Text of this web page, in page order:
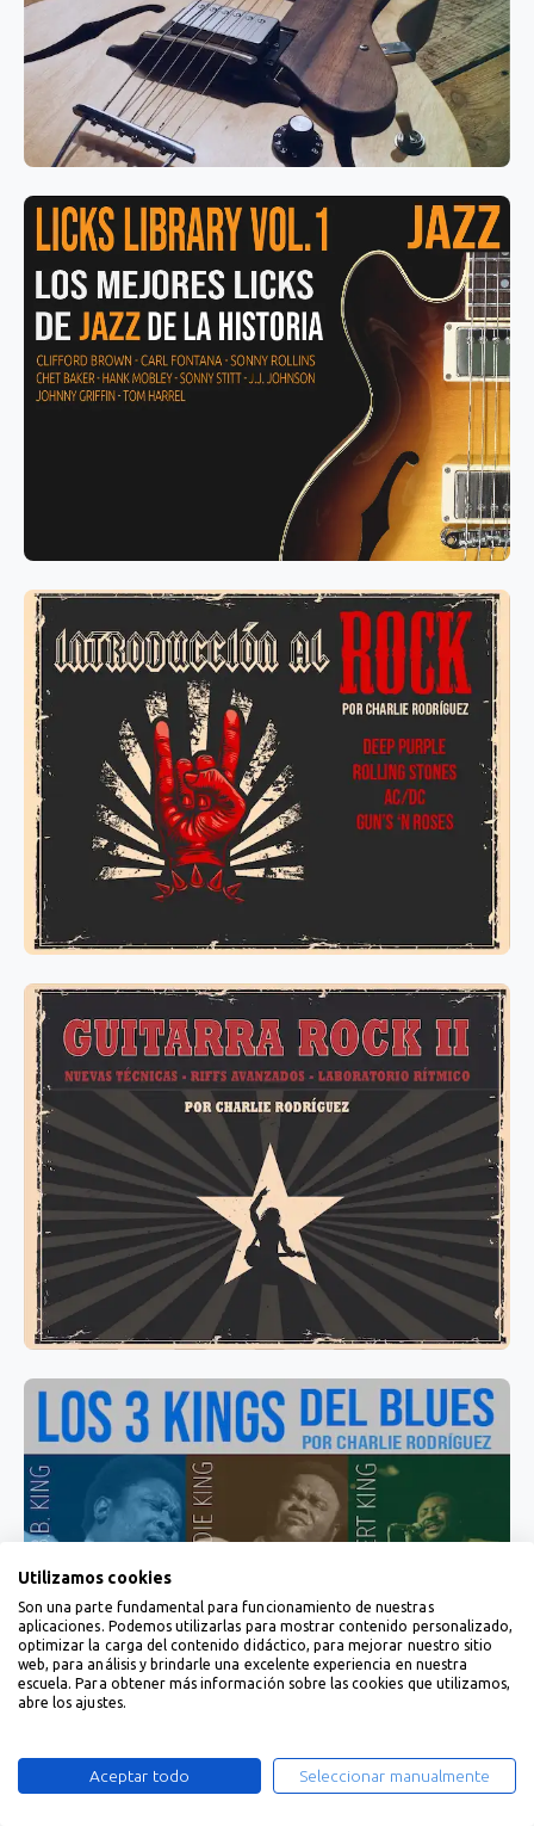
Utilizamos cookies
Son una parte fundamental para funcionamiento de nuestras
aplicaciones. Podemos utilizarlas para mostrar contenido personalizado,
optimizar la carga del contenido didáctico, para mejorar nuestro sitio
web, para análisis y brindarle una excelente experiencia en nuestra
escuela. Para obtener más información sobre las cookies que utilizamos,
abre los ajustes.
Aceptar todo Seleccionar manualmente